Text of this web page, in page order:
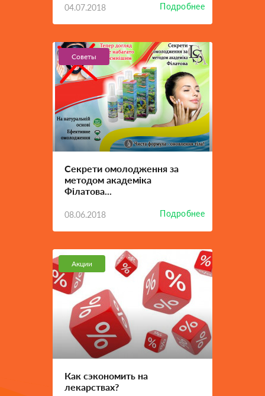
04.07.2018 Подробнее
Советы
Секрети омолодження за
методом академіка
Філатова...
08.06.2018 Подробнее
Акции
Как сэкономить на
лекарствах?